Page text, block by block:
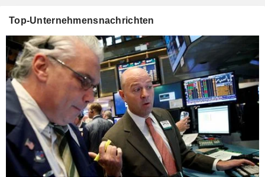
Top-Unternehmensnachrichten